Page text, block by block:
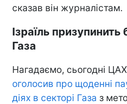
сказав він журналістам.
Ізраїль призупинить
Газа
Нагадаємо, сьогодні
оголосив про щоденні
діях в секторі Газа з